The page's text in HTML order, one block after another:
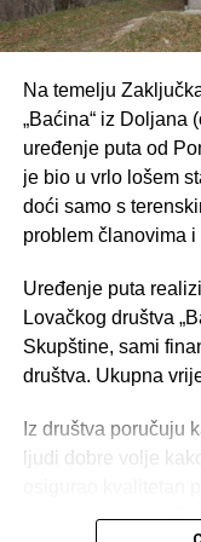
Na temelju
„Baćina“ iz Doljana
uređenje puta od
je bio u vrlo lošem
doći samo s
problem članovima i
Uređenje puta
Lovačkog društva
Skupštine, sami
društva. Ukupna
Iz društva poručuju
ljudi dobre volje
izgradnju puta